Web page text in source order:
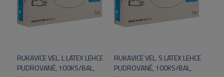
RUKAVICE VEL. L LATEX LEHCE
PUDROVANÉ, 100KS/BAL,
RUKAVICE VEL. S LATEX LEHCE
PUDROVANÉ, 100KS/BAL,